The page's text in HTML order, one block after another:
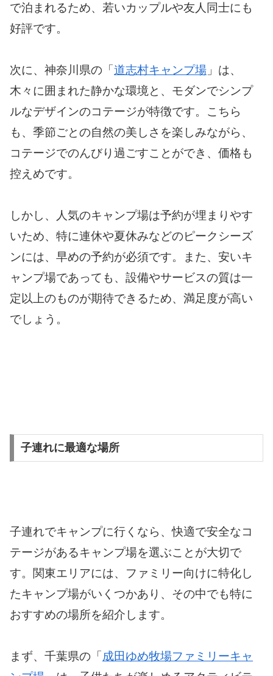
で泊まれるため、若いカップルや友人同士にも
好評です。
次に、神奈川県の「 道志村キャンプ場 」は、
木々に囲まれた静かな環境と、モダンでシンプ
ルなデザインのコテージが特徴です。こちら
も、季節ごとの自然の美しさを楽しみながら、
コテージでのんびり過ごすことができ、価格も
控えめです。
しかし、人気のキャンプ場は予約が埋まりやす
いため、特に連休や夏休みなどのピークシーズ
ンには、早めの予約が必須です。また、安いキ
ャンプ場であっても、設備やサービスの質は一
定以上のものが期待できるため、満足度が高い
でしょう。
子連れに最適な場所
子連れでキャンプに行くなら、快適で安全なコ
テージがあるキャンプ場を選ぶことが大切で
す。関東エリアには、ファミリー向けに特化し
たキャンプ場がいくつかあり、その中でも特に
おすすめの場所を紹介します。
まず、千葉県の「成田ゆめ牧場ファミリーキャ